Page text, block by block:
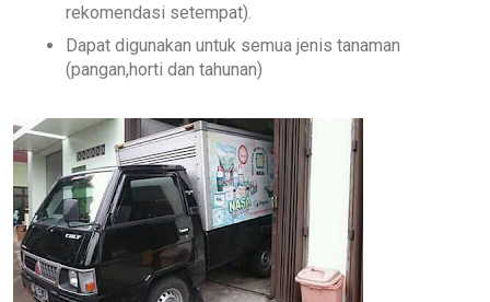
rekomendasi setempat).
Dapat digunakan untuk semua jenis tanaman
(pangan,horti dan tahunan)